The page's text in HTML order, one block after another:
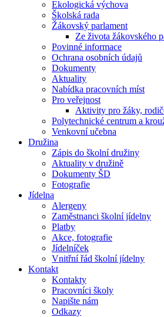
Ekologická výchova
Školská rada
Žákovský parlament
Ze života žákovského
Povinné informace
Ochrana osobních údajů
Dokumenty
Aktuality
Nabídka pracovních míst
Pro veřejnost
Aktivity pro žáky,
Polytechnické centrum a
Venkovní učebna
Družina
Zápis do školní družiny
Aktuality v družině
Dokumenty ŠD
Fotografie
Jídelna
Alergeny
Zaměstnanci školní jídelny
Platby
Akce, fotografie
Jídelníček
Vnitřní řád školní jídelny
Kontakt
Kontakty
Pracovníci školy
Napište nám
Odkazy